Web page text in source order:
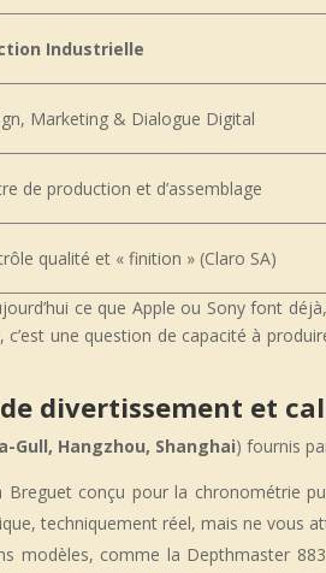
Industrielle
Marketing & Dialogue Digital
de production et d’assemblage
qualité et « finition » (Claro SA)
ce que Apple ou Sony font
c’est une question de capacité à
divertissement et
Gull, Hangzhou, Shanghai) fournis
conçu pour la chronométrie
techniquement réel, mais ne vous
modèles, comme la Depthmaster